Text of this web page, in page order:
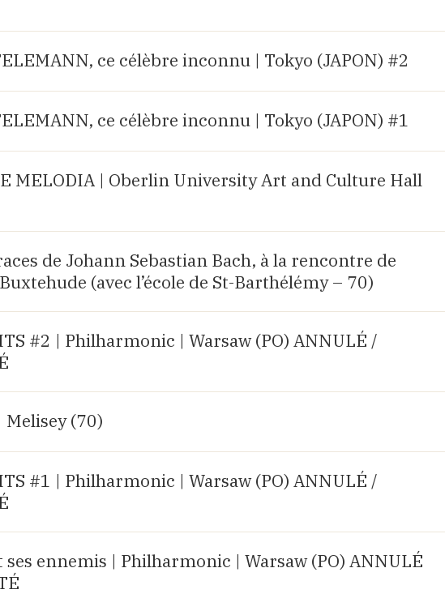
ce célèbre inconnu | Tokyo (JAPON) #2
ce célèbre inconnu | Tokyo (JAPON) #1
MELODIA | Oberlin University Art and Culture Hall
de Johann Sebastian Bach, à la rencontre de
(avec l’école de St-Barthélémy – 70)
#2 | Philharmonic | Warsaw (PO) ANNULÉ /
Melisey (70)
#1 | Philharmonic | Warsaw (PO) ANNULÉ /
ses ennemis | Philharmonic | Warsaw (PO) ANNULÉ